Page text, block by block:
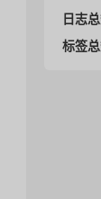
日志总
标签总